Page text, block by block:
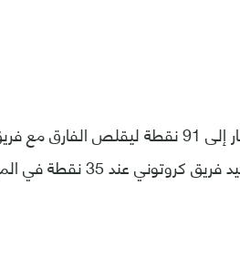
رفع نابولي رصيده من النقاط بعد هذا الإنتصار إلى 91
اللقب إلى أربعة نقاط، في